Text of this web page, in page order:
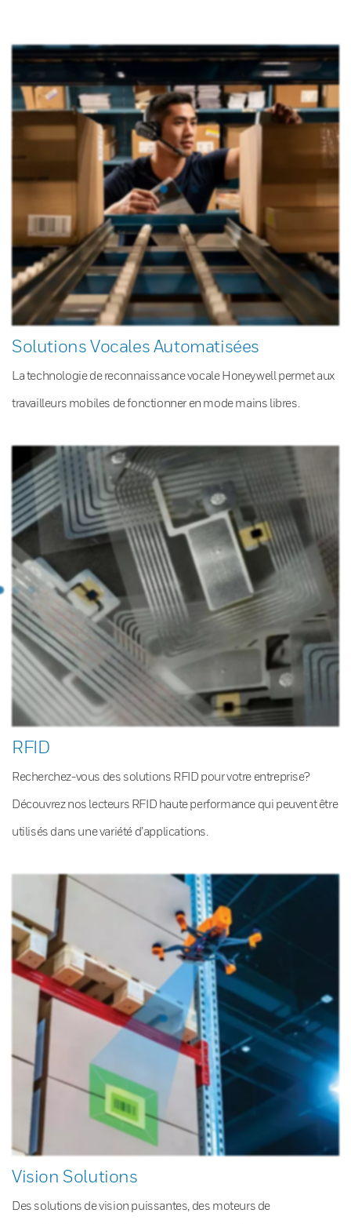
Solutions Vocales Automatisées
La technologie de reconnaissance vocale Honeywell permet aux
travailleurs mobiles de fonctionner en mode mains libres.
RFID
Recherchez-vous des solutions RFID pour votre entreprise?
Découvrez nos lecteurs RFID haute performance qui peuvent être
utilisés dans une variété d’applications.
Vision Solutions
Des solutions de vision puissantes, des moteurs de